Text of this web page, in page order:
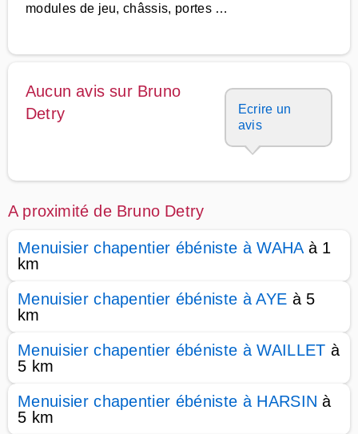
modules de jeu, châssis, portes …
Aucun avis sur Bruno
Detry
Ecrire un
avis
A proximité de Bruno Detry
Menuisier chapentier ébéniste à WAHAà 1
km
Menuisier chapentier ébéniste à AYE à 5
km
Menuisier chapentier ébéniste à WAILLET à
5 km
Menuisier chapentier ébéniste à HARSIN à
5 km